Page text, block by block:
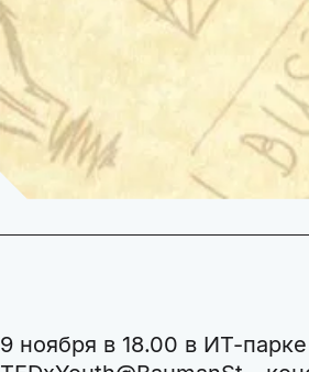
9 ноября в 18.00 в ИТ-